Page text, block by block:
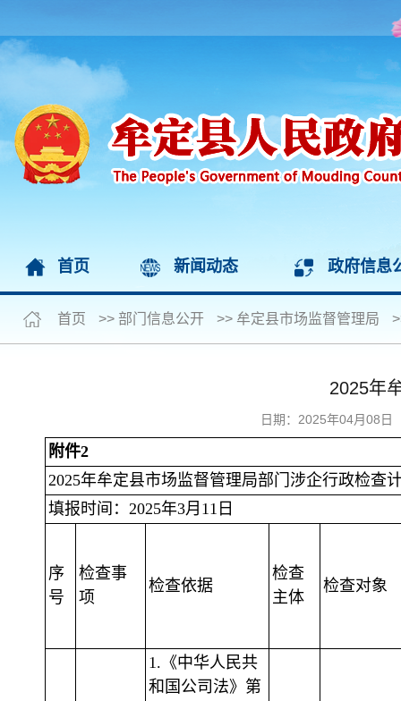
首页 新闻动态 政府信息
首页 >> 部门信息公开 >> 牟定县市场监督管理局
2025年
日期：2025年04月08
附件2
2025年牟定县市场监督管理局部门涉企行政检查
填报时间：2025年3月11日
序
号
检查事
项
检查依据
检查
主体
检查对象
1.《中华人民共
和国公司法》第